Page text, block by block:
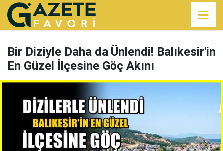
Bir Diziyle Daha da Ünlendi! Balıkesir'in
En Güzel İlçesine Göç Akını